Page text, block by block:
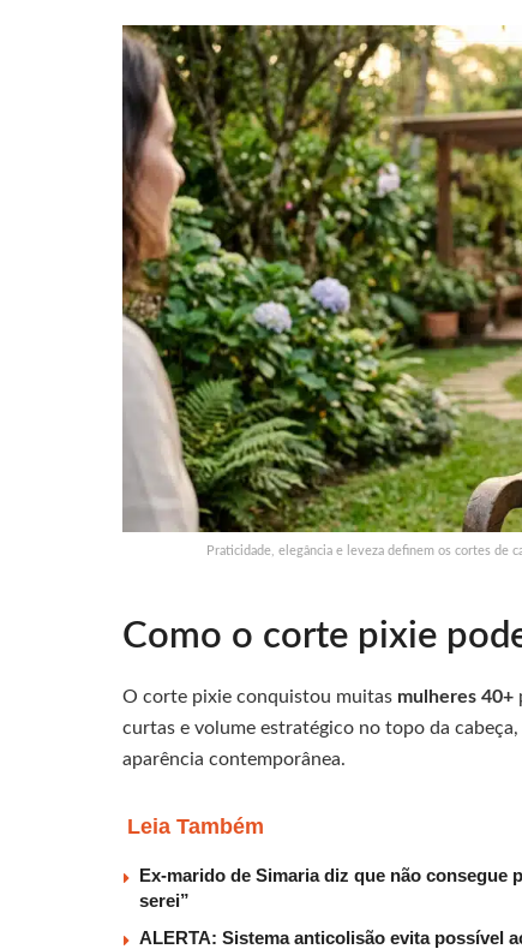
Praticidade, elegância e leveza definem os cortes de
Como o corte pixie
O corte pixie conquistou muitas mulheres 40+
curtas e volume estratégico no topo da
aparência contemporânea.
Leia Também
Ex-marido de Simaria diz que não consegue
serei”
ALERTA: Sistema anticolisão evita possível